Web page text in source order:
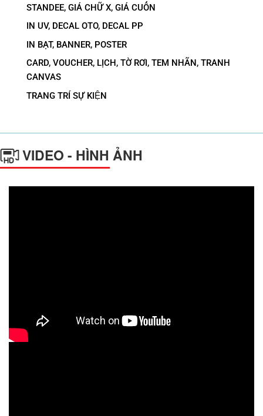
STANDEE, GIÁ CHỮ X, GIÁ CUỐN
IN UV, DECAL OTO, DECAL PP
IN BẠT, BANNER, POSTER
CARD, VOUCHER, LỊCH, TỜ RƠI, TEM NHÃN, TRANH
CANVAS
TRANG TRÍ SỰ KIỆN
VIDEO - HÌNH ẢNH